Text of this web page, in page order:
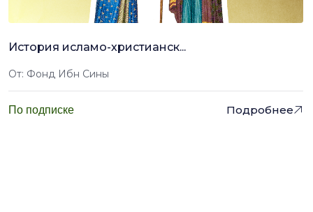
История исламо-христианск...
От: Фонд Ибн Сины
По подписке Подробнее